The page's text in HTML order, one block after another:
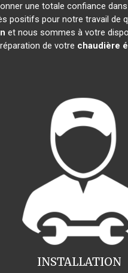
une totale confiance
positifs pour notre travail de
et nous sommes à votre
de votre chaudière
INSTALLATION